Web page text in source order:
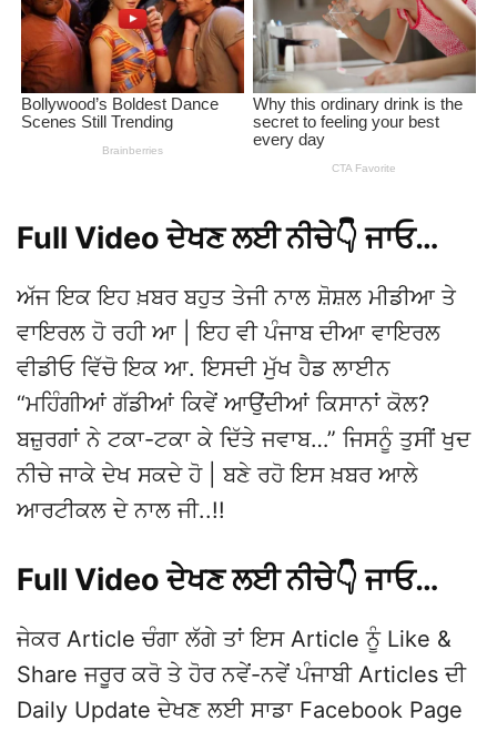
Full Video ਦੇਖਣ ਲਈ ਨੀਚੇ👇 ਜਾਓ…
ਅੱਜ ਇਕ ਇਹ ਖ਼ਬਰ ਬਹੁਤ ਤੇਜੀ ਨਾਲ ਸ਼ੋਸ਼ਲ ਮੀਡੀਆ ਤੇ
ਵਾਇਰਲ ਹੋ ਰਹੀ ਆ | ਇਹ ਵੀ ਪੰਜਾਬ ਦੀਆ ਵਾਇਰਲ
ਵੀਡੀਓ ਵਿੱਚੋ ਇਕ ਆ. ਇਸਦੀ ਮੁੱਖ ਹੈਡ ਲਾਈਨ
“ਮਹਿੰਗੀਆਂ ਗੱਡੀਆਂ ਕਿਵੇਂ ਆਉਂਦੀਆਂ ਕਿਸਾਨਾਂ ਕੋਲ?
ਬਜ਼ੁਰਗਾਂ ਨੇ ਟਕਾ-ਟਕਾ ਕੇ ਦਿੱਤੇ ਜਵਾਬ…” ਜਿਸਨੂੰ ਤੁਸੀਂ ਖੁਦ
ਨੀਚੇ ਜਾਕੇ ਦੇਖ ਸਕਦੇ ਹੋ | ਬਣੇ ਰਹੋ ਇਸ ਖ਼ਬਰ ਆਲੇ
ਆਰਟੀਕਲ ਦੇ ਨਾਲ ਜੀ..!!
Full Video ਦੇਖਣ ਲਈ ਨੀਚੇ👇 ਜਾਓ…
ਜੇਕਰ Article ਚੰਗਾ ਲੱਗੇ ਤਾਂ ਇਸ Article ਨੂੰ Like &
Share ਜਰੂਰ ਕਰੋ ਤੇ ਹੋਰ ਨਵੇਂ-ਨਵੇਂ ਪੰਜਾਬੀ Articles ਦੀ
Daily Update ਦੇਖਣ ਲਈ ਸਾਡਾ Facebook Page